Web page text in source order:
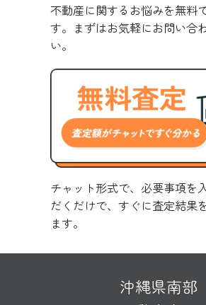
不動産に関するお悩みを無料
す。まずはお気軽にお問い合
い。
チャット形式で、必要事項を
だくだけで、すぐに査定結果
ます。
沖縄県南部